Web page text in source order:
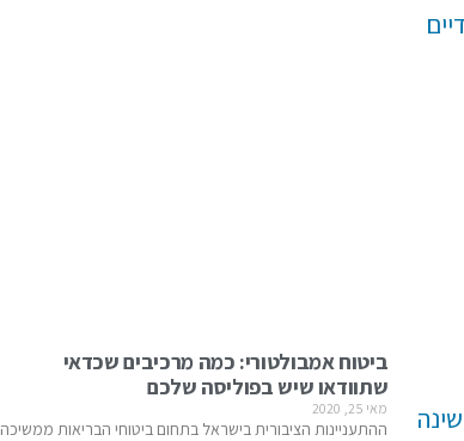
ביטוח אמבולטורי: כמה מרכיבים שכדאי
שתוודאו שיש בפוליסה שלכם
מאי 25, 2020
ההתעניינות הציבורית בישראל בתחום ביטוחי הבריאות ממשיכה